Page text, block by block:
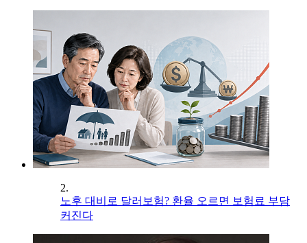
2.
노후 대비로 달러보험? 환율 오르면 보험료 부담
커진다